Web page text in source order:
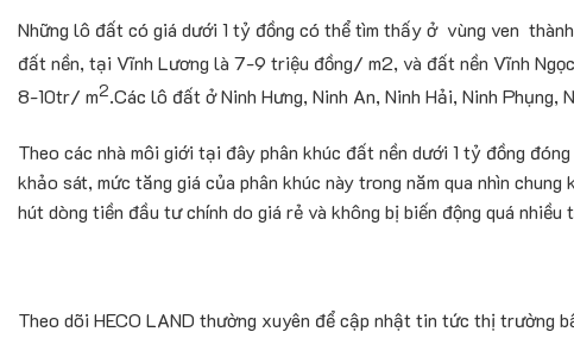
Những lô đất có giá dưới 1 tỷ đồng có thể tìm thấy ở vùng ven
đất nền, tại Vĩnh Lương là 7-9 triệu đồng/ m2, và đất nền Vĩnh
8-10tr/ m2.Các lô đất ở Ninh Hưng, Ninh An, Ninh Hải, Ninh
Theo các nhà môi giới tại đây phân khúc đất nền dưới 1 tỷ đồng
khảo sát, mức tăng giá của phân khúc này trong năm qua nhìn
hút dòng tiền đầu tư chính do giá rẻ và không bị biến động quá nhiều
Theo dõi HECO LAND thường xuyên để cập nhật tin tức thị trường